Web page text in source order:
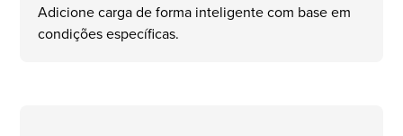
Adicione carga de forma inteligente com base em
condições específicas.